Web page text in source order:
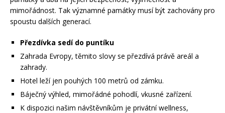
mimořádnost. Tak významné památky musí být zachovány pro
spoustu dalších generací.
Přezdívka sedí do puntíku
Zahrada Evropy, těmito slovy se přezdívá právě areál a
zahrady.
Hotel leží jen pouhých 100 metrů od zámku.
Báječný výhled, mimořádné pohodlí, vkusné zařízení.
K dispozici našim návštěvníkům je privátní wellness,